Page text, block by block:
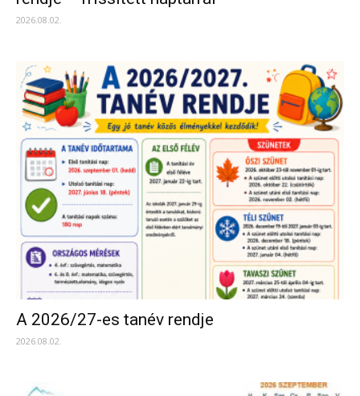
2026.08.02.
A 2026/27-es tanév rendje
2026.08.02.